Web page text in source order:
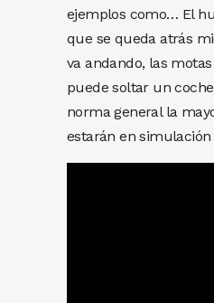
ejemplos como… El
que se queda atrás
va andando, las
puede soltar un
norma general la
estarán en simulación